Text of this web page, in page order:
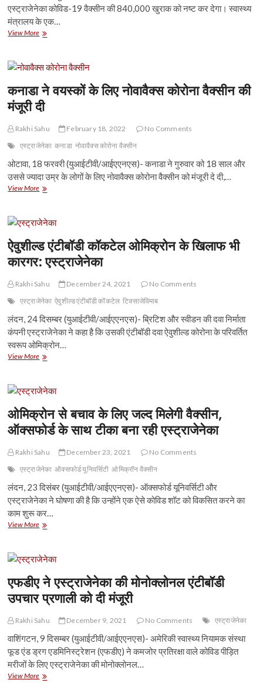
एस्ट्राजेनेका कोविड-19 वैक्सीन की 840,000 खुराक को नष्ट कर देगा। स्वास्थ्य
मंत्रालय के एक…
View Moreकेन्या
कोविड
खुराक
को
करेगा
कनाडा ने वयस्कों के लिए नोवावैक्स कोरोना वैक्सीन की
मंजूरी दी
Rakhi Sahu February 18, 2022
No Comments
एस्ट्राजेनेका कनाडा नोवावैक्स कोरोना वैक्सीन
ओटावा, 18 फरवरी (युआईटीवी/आईएएनएस)- कनाडा ने गुरुवार को 18 साल और
उससे ज्यादा उम्र के लोगों के लिए नोवावैक्स कोरोना वैक्सीन को मंजूरी दे दी,…
View Moreकनाडा
के
नोवावैक्स
कोरोना
वैक्सीन
मंजूरी
ऐवुशील्ड एंटीबॉडी कॉकटेल ओमिक्रोन के खिलाफ भी
कारगर: एस्ट्राजेनेका
Rakhi Sahu December 24, 2021
No Comments
एस्ट्राजेनेका ऐवुशील्ड एंटीबॉडी कॉकटेल टिक्साजेविमाब
लंदन, 24 दिसम्बर (युआईटीवी/आईएएनएस)- ब्रिटिश और स्वीडन की दवा निर्माता
कंपनी एस्ट्राजेनेका ने कहा है कि उसकी एंटीबॉडी दवा ऐवुशील्ड कोरोना के परिवर्तित
स्वरूप ओमिक्रोन…
View Moreऐवुशील्ड
ओमिक्रोन
खिलाफ
भी
कारगर:
ओमिक्रोन से बचाव के लिए जल्द मिलेगी वैक्सीन,
ऑक्सफोर्ड के साथ टीका बना रही एस्ट्राजेनेका
Rakhi Sahu December 23, 2021
No Comments
एस्ट्राजेनेका ऑक्सफोर्ड यूनिवर्सिटी ओमिक्रॉन वैक्सीन
लंदन, 23 दिसंबर (युआईटीवी/आईएएनएस)- ऑक्सफोर्ड यूनिवर्सिटी और
एस्ट्राजेनेका ने घोषणा की है कि उन्होंने एक ऐसे कोविड शॉट को विकसित करने का
काम शुरू कर…
View Moreओमिक्रोन
के
जल्द
मिलेगी
वैक्सीन,
के
टीका
बना
रही
एस्ट्राजेनेका
एफडीए ने एस्ट्राजेनेका की मोनोक्लोनल एंटीबॉडी
उपचार प्रणाली को दी मंजूरी
Rakhi Sahu December 9, 2021 No Comments एस्ट्राजेनेका
वाशिंगटन, 9 दिसम्बर (युआईटीवी/आईएएनएस)- अमेरिकी स्वास्थ्य नियामक संस्था
फूड एंड ड्रग एडमिनिस्ट्रेशन (एफडीए) ने कमजोर प्रतिरक्षा वाले कोविड पीड़ित
मरीजों के लिए एस्ट्राजेनेका की मोनोक्लोनल…
View Moreएफडीए